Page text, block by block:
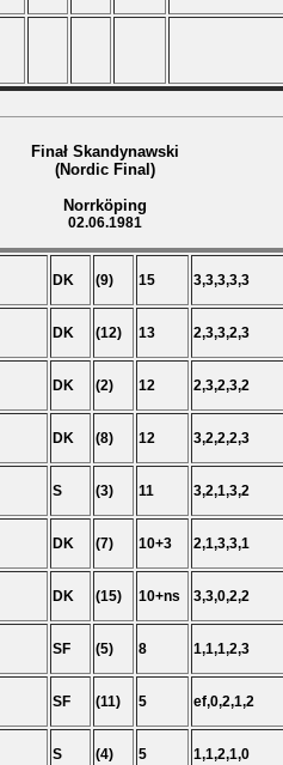
Finał Skandynawski
(Nordic Final)
Norrköping
02.06.1981
DK (9) 15 3,3,3,3,3
DK (12) 13 2,3,3,2,3
DK (2) 12 2,3,2,3,2
DK (8) 12 3,2,2,2,3
S (3) 11 3,2,1,3,2
DK (7) 10+3 2,1,3,3,1
DK (15) 10+ns 3,3,0,2,2
SF (5) 8 1,1,1,2,3
SF (11) 5 ef,0,2,1,2
S (4) 5 1,1,2,1,0